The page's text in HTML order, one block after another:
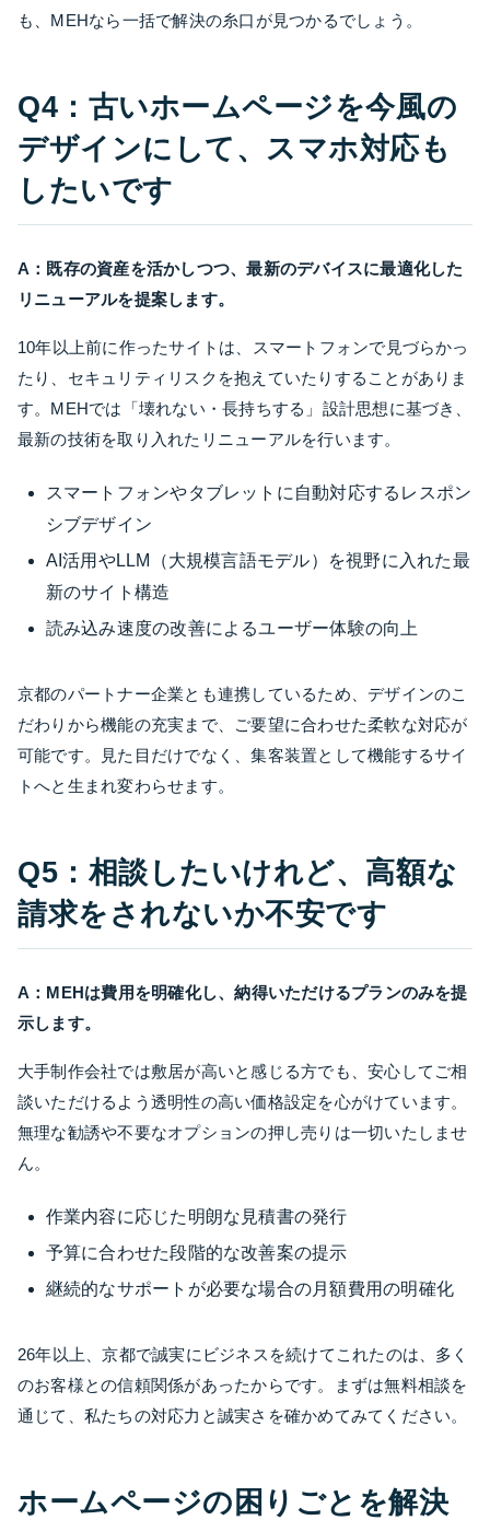
も、MEHなら一括で解決の糸口が見つかるでしょう。
Q4：古いホームページを今風の
デザインにして、スマホ対応も
したいです
A：既存の資産を活かしつつ、最新のデバイスに最適化した
リニューアルを提案します。
10年以上前に作ったサイトは、スマートフォンで見づらかっ
たり、セキュリティリスクを抱えていたりすることがありま
す。MEHでは「壊れない・長持ちする」設計思想に基づき、
最新の技術を取り入れたリニューアルを行います。
スマートフォンやタブレットに自動対応するレスポン
シブデザイン
AI活用やLLM（大規模言語モデル）を視野に入れた最
新のサイト構造
読み込み速度の改善によるユーザー体験の向上
京都のパートナー企業とも連携しているため、デザインのこ
だわりから機能の充実まで、ご要望に合わせた柔軟な対応が
可能です。見た目だけでなく、集客装置として機能するサイ
トへと生まれ変わらせます。
Q5：相談したいけれど、高額な
請求をされないか不安です
A：MEHは費用を明確化し、納得いただけるプランのみを提
示します。
大手制作会社では敷居が高いと感じる方でも、安心してご相
談いただけるよう透明性の高い価格設定を心がけています。
無理な勧誘や不要なオプションの押し売りは一切いたしませ
ん。
作業内容に応じた明朗な見積書の発行
予算に合わせた段階的な改善案の提示
継続的なサポートが必要な場合の月額費用の明確化
26年以上、京都で誠実にビジネスを続けてこれたのは、多く
のお客様との信頼関係があったからです。まずは無料相談を
通じて、私たちの対応力と誠実さを確かめてみてください。
ホームページの困りごとを解決